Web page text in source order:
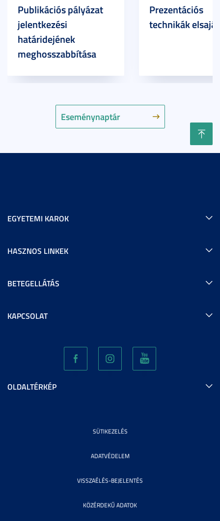
Eseménynaptár
Publikációs pályázat
jelentkezési
határidejének
meghosszabbítása
Prezentációs
technikák
EGYETEMI KAROK
HASZNOS LINKEK
BETEGELLÁTÁS
KAPCSOLAT
OLDALTÉRKÉP
SÜTIKEZELÉS
ADATVÉDELEM
VISSZAÉLÉS-BEJELENTÉS
KÖZÉRDEKŰ ADATOK